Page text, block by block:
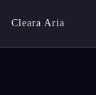
Cleara Aria